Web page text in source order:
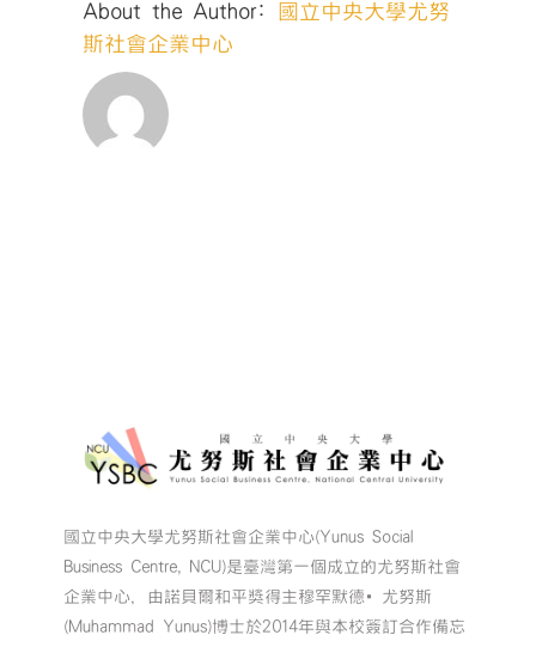
About the Author:
國立中央大學尤努
斯社會企業中心
國立中央大學尤努斯社會企業中心(Yunus Social
Business Centre, NCU)是臺灣第一個成立的尤努斯社會
企業中心，由諾貝爾和平獎得主穆罕默德•尤努斯
(Muhammad Yunus)博士於2014年與本校簽訂合作備忘